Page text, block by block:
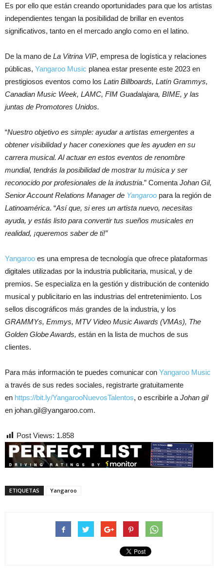
Es por ello que están creando oportunidades para que los artistas
independientes tengan la posibilidad de brillar en eventos
significativos, tanto en el mercado anglo como en el latino.
De la mano de La Vitrina VIP, empresa de logística y relaciones
públicas, Yangaroo Music planea estar presente este 2023 en
prestigiosos eventos como los Latin Billboards, Latín Grammys,
Canadian Music Week, LAMC, FIM Guadalajara, BIME, y las
juntas de Promotores Unidos.
“Nuestro objetivo es simple: ayudar a artistas emergentes a
obtener visibilidad y hacer conexiones que les ayuden en su
carrera musical. Al actuar en estos eventos de renombre
mundial, tendrás la posibilidad de mostrar tu música y ser
reconocido por profesionales de la industria.” Comenta Johan Gil,
Senior Account Relations Manager de Yangaroo para la región de
Latinoamérica. “Así que, si eres un artista nuevo, necesitas
ayuda, y estás listo para convertir tus sueños musicales en
realidad, ¡queremos saber de ti!”
Yangaroo es una empresa de tecnología que ofrece plataformas
digitales utilizadas por la industria publicitaria, musical, y de
premios. Se especializa en la gestión y distribución de contenido
musical y publicitario en las industrias del entretenimiento. Los
sellos discográficos más grandes de la industria, y los
GRAMMYs, Emmys, MTV Video Music Awards (VMAs), The
Golden Globe Awards, están en la lista de muchos de sus
clientes.
Para más información te puedes comunicar con Yangaroo Music
a través de sus redes sociales, registrarte gratuitamente
en https://bit.ly/YangarooNuevosTalentos, o escribirle a Johan gil
en johan.gil@yangaroo.com.
Post Views: 1.858
ETIQUETAS Yangaroo